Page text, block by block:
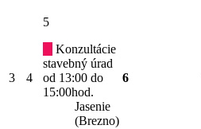
3 4
5
Konzultácie
stavebný úrad
od 13:00 do
15:00hod.
Jasenie
(Brezno)
6